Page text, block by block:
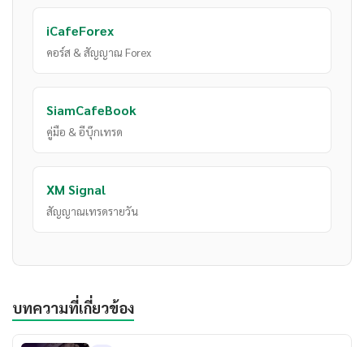
iCafeForex
คอร์ส & สัญญาณ Forex
SiamCafeBook
คู่มือ & อีบุ๊กเทรด
XM Signal
สัญญาณเทรดรายวัน
บทความที่เกี่ยวข้อง